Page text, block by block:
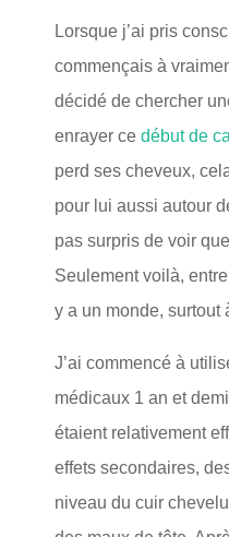
Lorsque j’ai pris
commençais à
décidé de chercher
enrayer ce début de
perd ses cheveux,
pour lui aussi autour
pas surpris de voir
Seulement voilà,
y a un monde, surtout
J’ai commencé à
médicaux 1 an et
étaient relativement
effets secondaires,
niveau du cuir